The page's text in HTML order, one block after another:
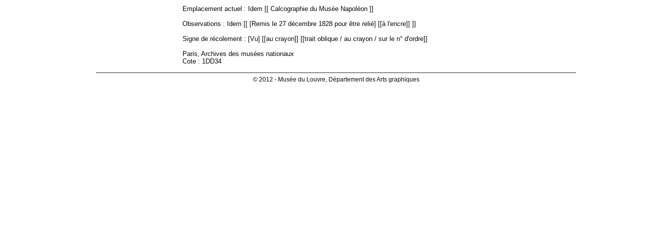
Emplacement actuel : Idem [[ Calcographie du Musée Napoléon ]]
Observations : Idem [[ [Remis le 27 décembre 1828 pour être relié] [[à l'encre]] ]]
Signe de récolement : [Vu] [[au crayon]] [[trait oblique / au crayon / sur le n° d'ordre]]
Paris, Archives des musées nationaux
Cote : 1DD34
© 2012 - Musée du Louvre, Département des Arts graphiques